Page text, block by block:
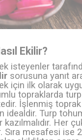
Ekilir?
isteyenler
sorusuna yanıt
için ilk olarak
topraklarda
İşlenmiş
idealdir. Turp
Her
Sıra mesafesi ise